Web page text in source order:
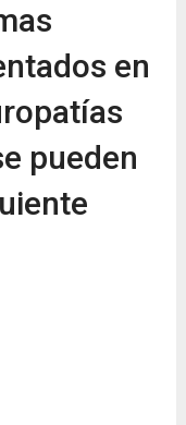
en
pueden